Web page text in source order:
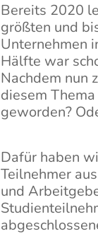
Bereits 2020
größten und
Unternehmen
Hälfte war
Nachdem nun
diesem
geworden?
Dafür haben
Teilnehmer
und